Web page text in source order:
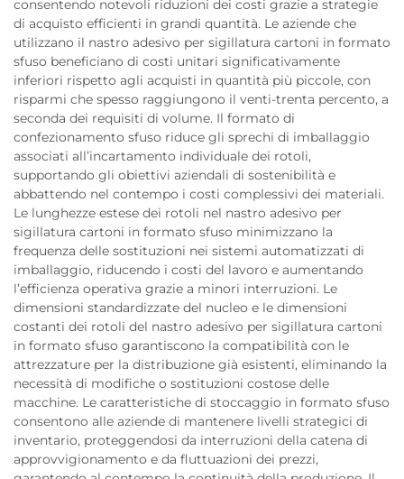
consentendo notevoli riduzioni dei costi grazie a strategie
di acquisto efficienti in grandi quantità. Le aziende che
utilizzano il nastro adesivo per sigillatura cartoni in formato
sfuso beneficiano di costi unitari significativamente
inferiori rispetto agli acquisti in quantità più piccole, con
risparmi che spesso raggiungono il venti-trenta percento, a
seconda dei requisiti di volume. Il formato di
confezionamento sfuso riduce gli sprechi di imballaggio
associati all’incartamento individuale dei rotoli,
supportando gli obiettivi aziendali di sostenibilità e
abbattendo nel contempo i costi complessivi dei materiali.
Le lunghezze estese dei rotoli nel nastro adesivo per
sigillatura cartoni in formato sfuso minimizzano la
frequenza delle sostituzioni nei sistemi automatizzati di
imballaggio, riducendo i costi del lavoro e aumentando
l’efficienza operativa grazie a minori interruzioni. Le
dimensioni standardizzate del nucleo e le dimensioni
costanti dei rotoli del nastro adesivo per sigillatura cartoni
in formato sfuso garantiscono la compatibilità con le
attrezzature per la distribuzione già esistenti, eliminando la
necessità di modifiche o sostituzioni costose delle
macchine. Le caratteristiche di stoccaggio in formato sfuso
consentono alle aziende di mantenere livelli strategici di
inventario, proteggendosi da interruzioni della catena di
approvvigionamento e da fluttuazioni dei prezzi,